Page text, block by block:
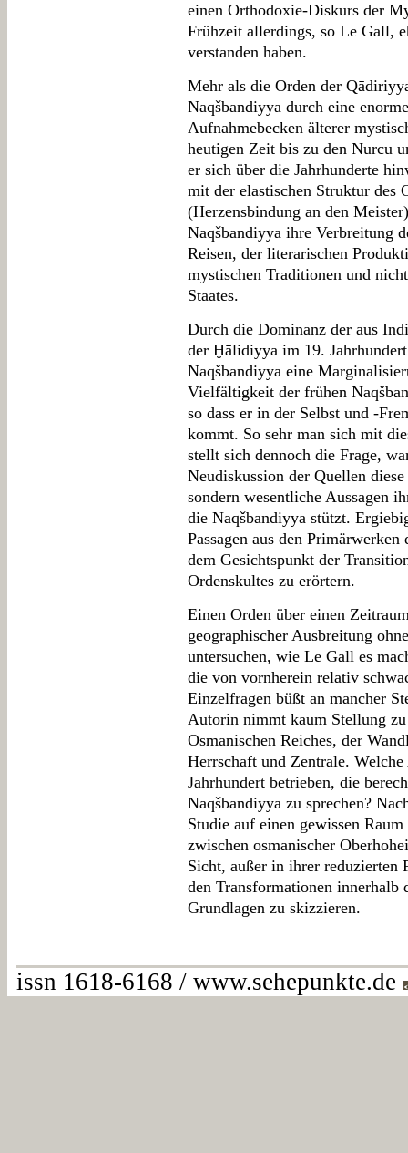
einen Orthodoxie-Diskurs der
Frühzeit allerdings, so Le Gall,
verstanden haben.
Mehr als die Orden der
Naqšbandiyya durch eine
Aufnahmebecken älterer
heutigen Zeit bis zu den Nurcu
er sich über die Jahrhunderte
mit der elastischen Struktur des
(Herzensbindung an den
Naqšbandiyya ihre Verbreitung
Reisen, der literarischen
mystischen Traditionen und
Staates.
Durch die Dominanz der aus
der Ḫālidiyya im 19.
Naqšbandiyya eine
Vielfältigkeit der frühen
so dass er in der Selbst und -
kommt. So sehr man sich mit
stellt sich dennoch die Frage,
Neudiskussion der Quellen
sondern wesentliche Aussagen
die Naqšbandiyya stützt.
Passagen aus den
dem Gesichtspunkt der
Ordenskultes zu erörtern.
Einen Orden über einen
geographischer Ausbreitung
untersuchen, wie Le Gall es
die von vornherein relativ
Einzelfragen büßt an mancher
Autorin nimmt kaum Stellung
Osmanischen Reiches, der
Herrschaft und Zentrale.
Jahrhundert betrieben, die
Naqšbandiyya zu sprechen?
Studie auf einen gewissen
zwischen osmanischer
Sicht, außer in ihrer reduzierten
den Transformationen innerhalb
Grundlagen zu skizzieren.
issn 1618-6168 / www.sehepunkte.de